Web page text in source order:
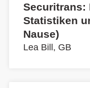
Securitrans:
Statistiken
Nause)
Lea Bill, GB